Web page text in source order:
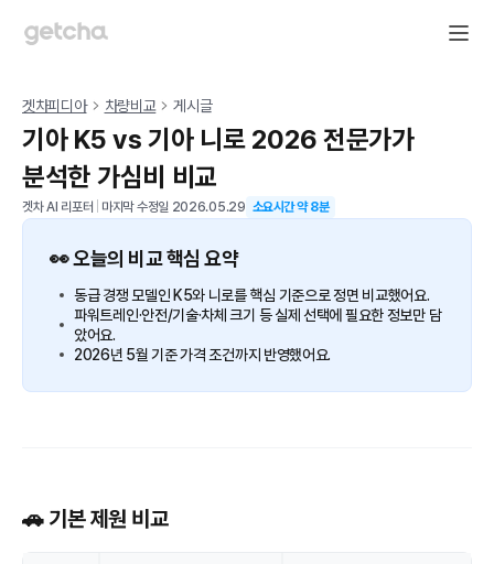
겟차피디아 차량비교 게시글
기아 K5 vs 기아 니로 2026 전문가가
분석한 가심비 비교
겟차 AI 리포터 마지막 수정일 2026.05.29 소요시간 약8분
👀 오늘의 비교 핵심 요약
동급 경쟁 모델인 K5와 니로를 핵심 기준으로 정면 비교했어요.
파워트레인·안전/기술·차체 크기 등 실제 선택에 필요한 정보만 담
았어요.
2026년 5월 기준 가격 조건까지 반영했어요.
🚗 기본 제원 비교